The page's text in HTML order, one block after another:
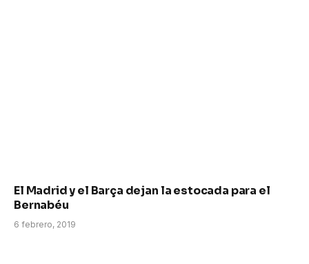
El Madrid y el Barça dejan la estocada para el
Bernabéu
6 febrero, 2019